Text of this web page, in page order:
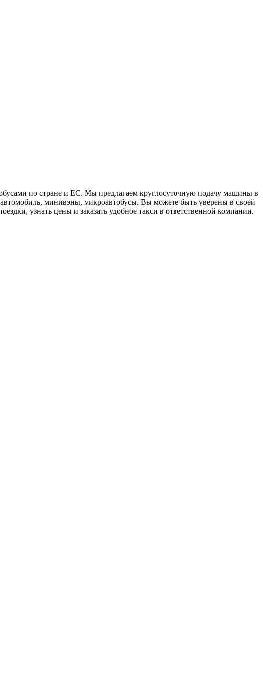
по стране и ЕС. Мы предлагаем круглосуточную подачу машины в
минивэны, микроавтобусы. Вы можете быть уверены в своей
узнать цены и заказать удобное такси в ответственной компании.